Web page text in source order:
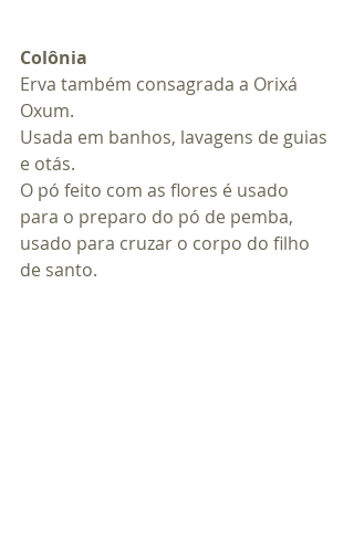
Colônia
Erva também consagrada a Orixá
Oxum.
Usada em banhos, lavagens de guias
e otás.
O pó feito com as flores é usado
para o preparo do pó de pemba,
usado para cruzar o corpo do filho
de santo.